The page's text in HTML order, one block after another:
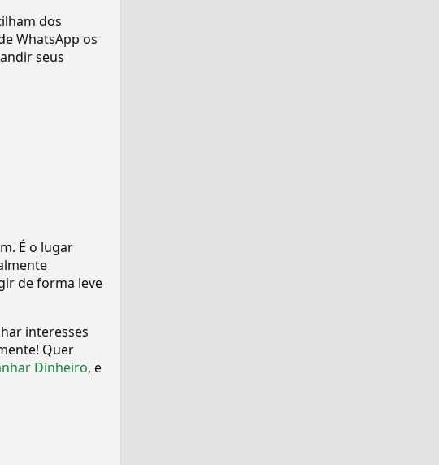
dos
WhatsApp os
seus
É o lugar
de forma leve
interesses
Quer
Dinheiro, e